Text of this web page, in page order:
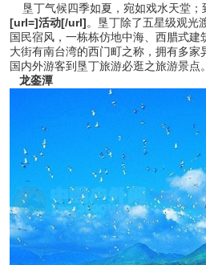
垦丁气候四季如夏，宛如戏水天堂；
[url=]活动[/url]。垦丁除了五星级观光
国民宿风，一栋栋仿地中海、西腊式
大街有南台湾的西门町之称，拥有多家
国内外游客到垦丁旅游必逛之旅游景点。
龙銮潭